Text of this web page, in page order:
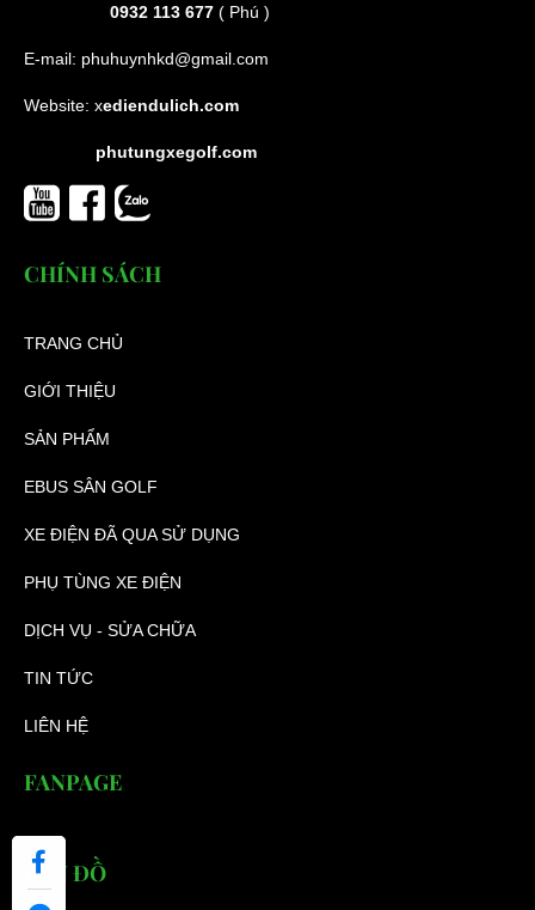
0932 113 677 ( Phú )
E-mail: phuhuynhkd@gmail.com
Website: xediendulich.com
phutungxegolf.com
CHÍNH SÁCH
TRANG CHỦ
GIỚI THIỆU
SẢN PHẨM
EBUS SÂN GOLF
XE ĐIỆN ĐÃ QUA SỬ DỤNG
PHỤ TÙNG XE ĐIỆN
DỊCH VỤ - SỬA CHỮA
TIN TỨC
LIÊN HỆ
FANPAGE
BẢN ĐỒ